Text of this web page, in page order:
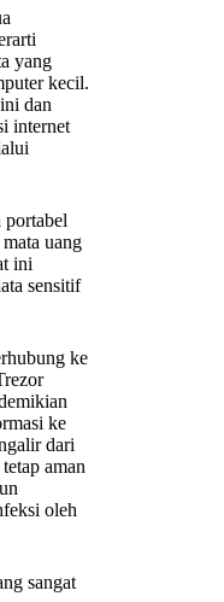
yang
kecil.
dan
internet
portabel
uang
ini
sensitif
ke
ke
dari
aman
oleh
sangat